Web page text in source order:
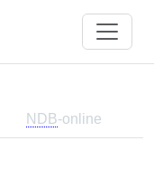
NDB-online